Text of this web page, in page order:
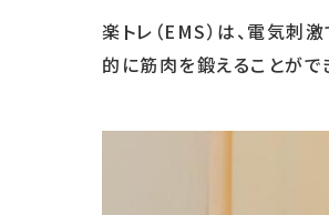
楽トレ（EMS）は、電気刺
的に筋肉を鍛えることがで